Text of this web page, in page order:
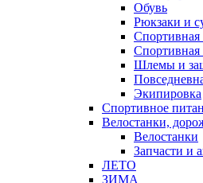
Обувь
Рюкзаки и
Спортивная
Спортивная
Шлемы и
Экипировка
Спортивное
Велостанки,
Велостанки
Запчасти и
ЛЕТО
ЗИМА